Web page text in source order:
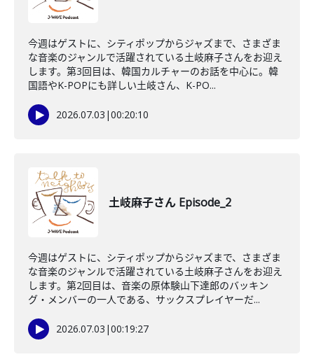
今週はゲストに、シティポップからジャズまで、さまざま
な音楽のジャンルで活躍されている土岐麻子さんをお迎え
します。第3回目は、韓国カルチャーのお話を中心に。韓
国語やK-POPにも詳しい土岐さん、K-PO...
2026.07.03 |00:20:10
土岐麻子さん Episode_2
今週はゲストに、シティポップからジャズまで、さまざま
な音楽のジャンルで活躍されている土岐麻子さんをお迎え
します。第2回目は、音楽の原体験山下達郎のバッキン
グ・メンバーの一人である、サックスプレイヤーだ...
2026.07.03 |00:19:27